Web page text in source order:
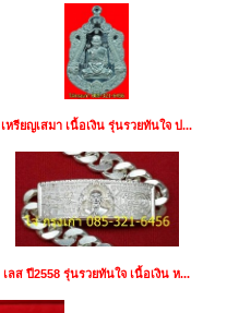
เหรียญเสมา เนื้อเงิน รุ่นรวยทันใจ ป...
เลส ปี2558 รุ่นรวยทันใจ เนื้อเงิน ห...